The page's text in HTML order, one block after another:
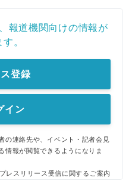
報道機関向けの情報が
。
登録
イン
の連絡先や、イベント・記者会見
情報が閲覧できるようになりま
プレスリリース受信に関するご案内